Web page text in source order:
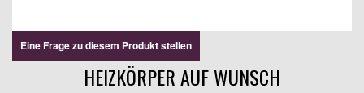
Eine Frage zu diesem Produkt stellen
HEIZKÖRPER AUF WUNSCH